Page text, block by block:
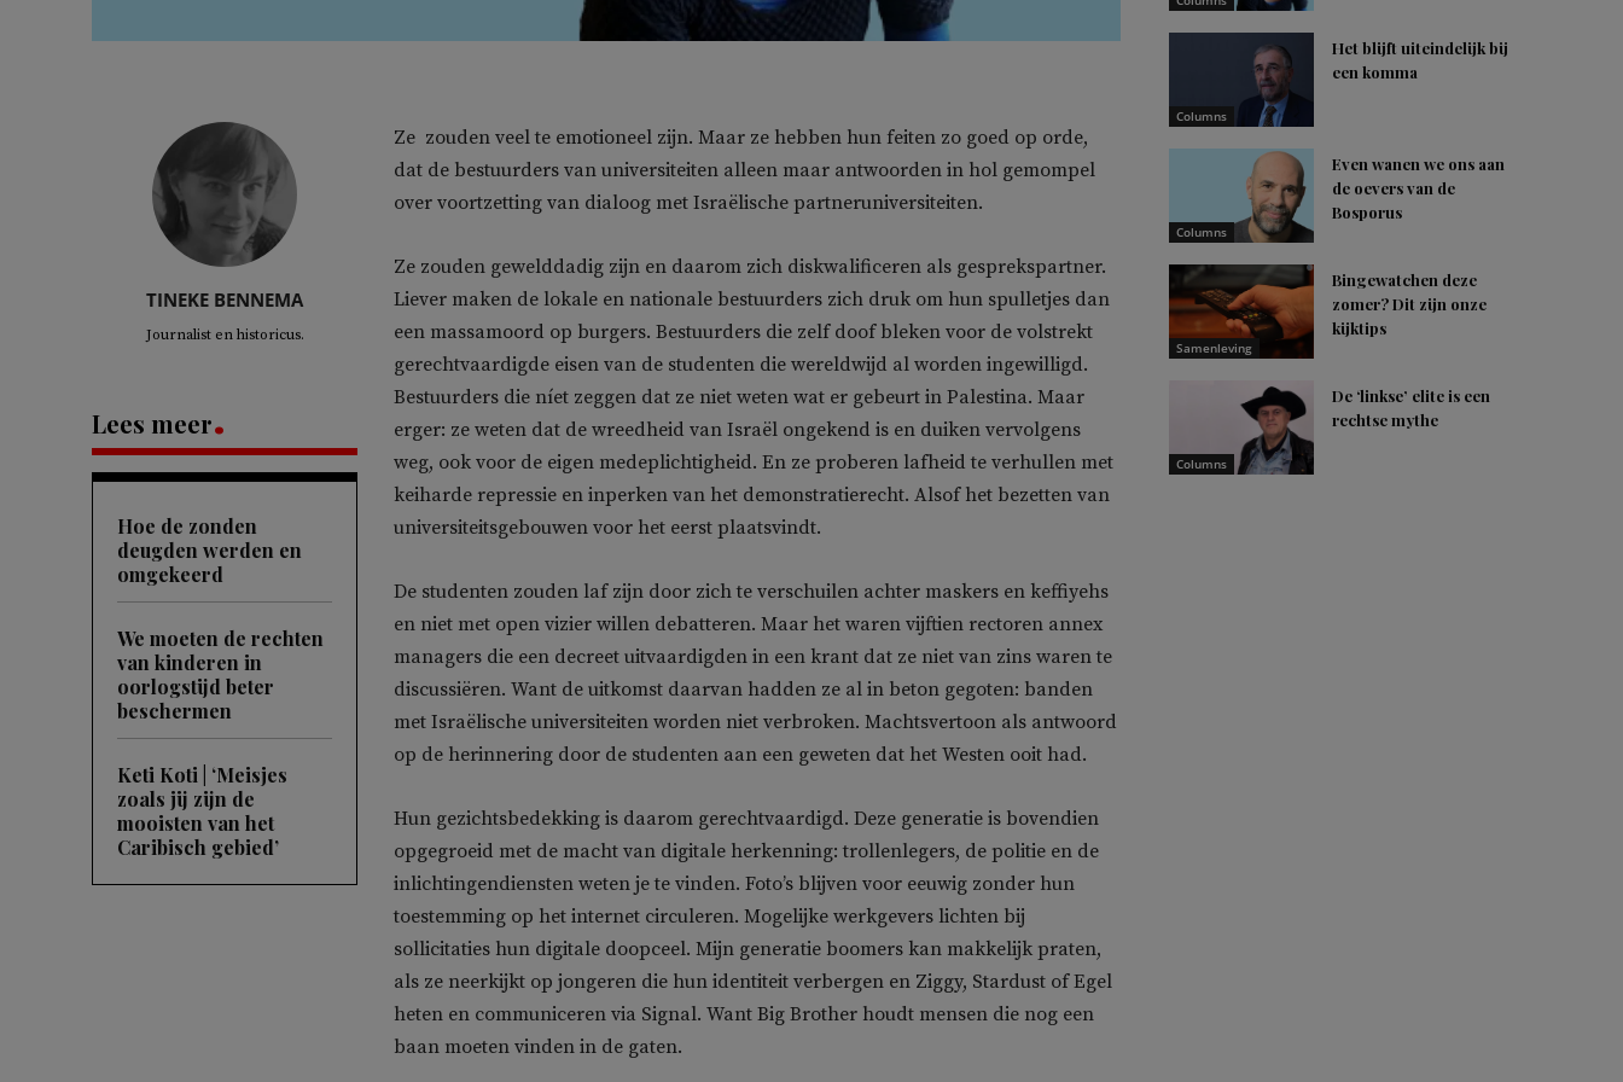
TINEKE BENNEMA
Journalist en historicus.
Lees meer
Hoe de zonden
deugden werden en
omgekeerd
We moeten de rechten
van kinderen in
oorlogstijd beter
beschermen
Keti Koti | ‘Meisjes
zoals jij zijn de
mooisten van het
Caribisch gebied’
Ze zouden veel te emotioneel zijn. Maar ze hebben hun feiten zo goed op orde,
dat de bestuurders van universiteiten alleen maar antwoorden in hol gemompel
over voortzetting van dialoog met Israëlische partneruniversiteiten.
Ze zouden gewelddadig zijn en daarom zich diskwalificeren als gesprekspartner.
Liever maken de lokale en nationale bestuurders zich druk om hun spulletjes dan
een massamoord op burgers. Bestuurders die zelf doof bleken voor de volstrekt
gerechtvaardigde eisen van de studenten die wereldwijd al worden ingewilligd.
Bestuurders die níet zeggen dat ze niet weten wat er gebeurt in Palestina. Maar
erger: ze weten dat de wreedheid van Israël ongekend is en duiken vervolgens
weg, ook voor de eigen medeplichtigheid. En ze proberen lafheid te verhullen met
keiharde repressie en inperken van het demonstratierecht. Alsof het bezetten van
universiteitsgebouwen voor het eerst plaatsvindt.
De studenten zouden laf zijn door zich te verschuilen achter maskers en keffiyehs
en niet met open vizier willen debatteren. Maar het waren vijftien rectoren annex
managers die een decreet uitvaardigden in een krant dat ze niet van zins waren te
discussiëren. Want de uitkomst daarvan hadden ze al in beton gegoten: banden
met Israëlische universiteiten worden niet verbroken. Machtsvertoon als antwoord
op de herinnering door de studenten aan een geweten dat het Westen ooit had.
Hun gezichtsbedekking is daarom gerechtvaardigd. Deze generatie is bovendien
opgegroeid met de macht van digitale herkenning: trollenlegers, de politie en de
inlichtingendiensten weten je te vinden. Foto’s blijven voor eeuwig zonder hun
toestemming op het internet circuleren. Mogelijke werkgevers lichten bij
sollicitaties hun digitale doopceel. Mijn generatie boomers kan makkelijk praten,
als ze neerkijkt op jongeren die hun identiteit verbergen en Ziggy, Stardust of Egel
heten en communiceren via Signal. Want Big Brother houdt mensen die nog een
baan moeten vinden in de gaten.
Columns
Het blijft uiteindelijk bij
een komma
Columns
Even wanen we ons aan
de oevers van de
Bosporus
Samenleving
Bingewatchen deze
zomer? Dit zijn onze
kijktips
Columns
De ‘linkse’ elite is een
rechtse mythe